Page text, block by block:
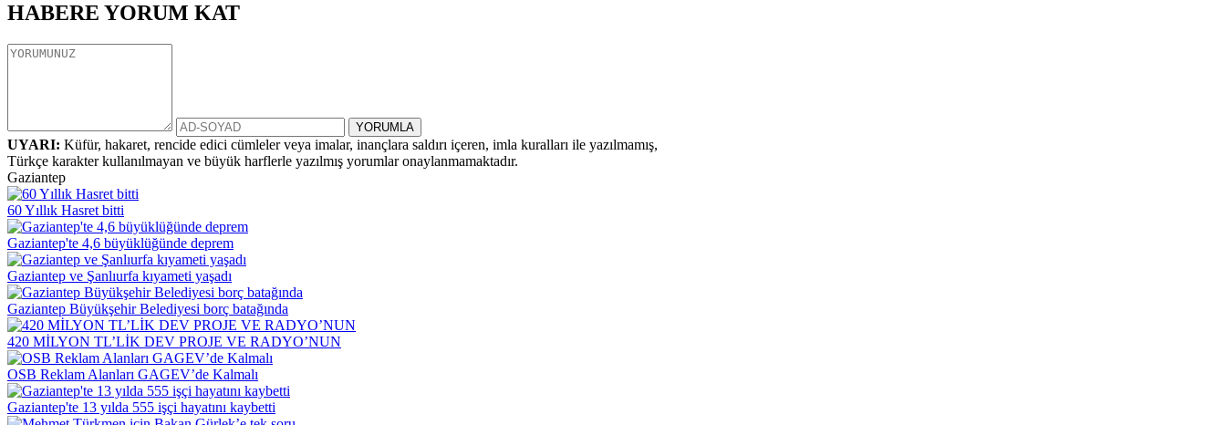
HABERE YORUM KAT
UYARI: Küfür, hakaret, rencide edici cümleler veya imalar, inançlara saldırı içeren, imla kuralları ile yazılmamış,
Türkçe karakter kullanılmayan ve büyük harflerle yazılmış yorumlar onaylanmamaktadır.
Gaziantep
60 Yıllık Hasret bitti
Gaziantep'te 4,6 büyüklüğünde deprem
Gaziantep ve Şanlıurfa kıyameti yaşadı
Gaziantep Büyükşehir Belediyesi borç batağında
420 MİLYON TL’LİK DEV PROJE VE RADYO’NUN
OSB Reklam Alanları GAGEV’de Kalmalı
Gaziantep'te 13 yılda 555 işçi hayatını kaybetti